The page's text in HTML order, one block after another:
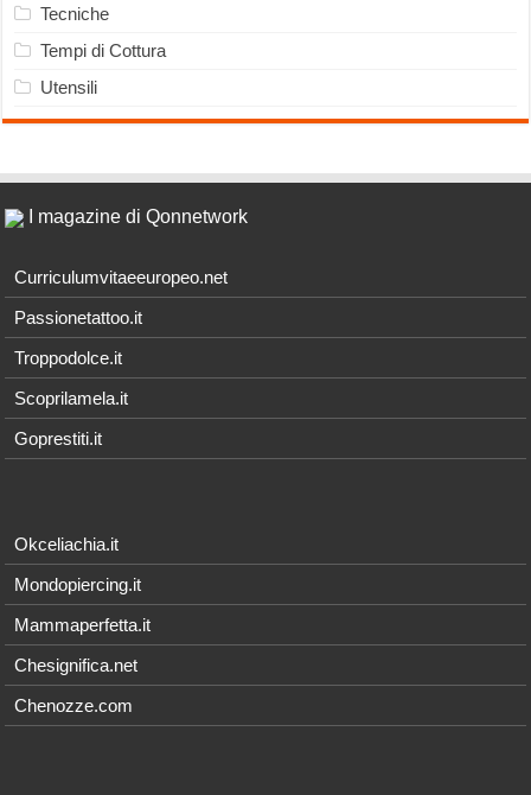
Tecniche
Tempi di Cottura
Utensili
I magazine di Qonnetwork
Curriculumvitaeeuropeo.net
Passionetattoo.it
Troppodolce.it
Scoprilamela.it
Goprestiti.it
Okceliachia.it
Mondopiercing.it
Mammaperfetta.it
Chesignifica.net
Chenozze.com